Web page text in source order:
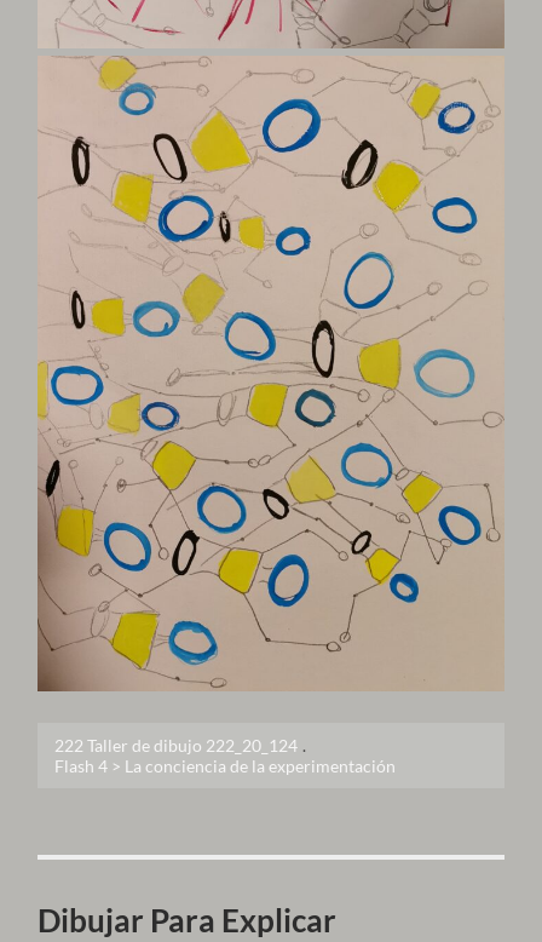
222 Taller de dibujo 222_20_124 .
Flash 4 > La conciencia de la experimentación
Dibujar Para Explicar